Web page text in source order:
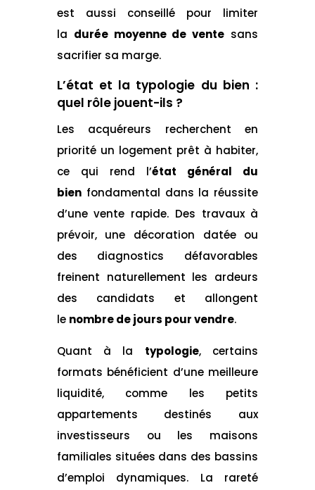
est aussi conseillé pour limiter
la durée moyenne de vente sans
sacrifier sa marge.
L’état et la typologie du bien :
quel rôle jouent-ils ?
Les acquéreurs recherchent en
priorité un logement prêt à habiter,
ce qui rend l’état général du
bien fondamental dans la réussite
d’une vente rapide. Des travaux à
prévoir, une décoration datée ou
des diagnostics défavorables
freinent naturellement les ardeurs
des candidats et allongent
le nombre de jours pour vendre.
Quant à la typologie, certains
formats bénéficient d’une meilleure
liquidité, comme les petits
appartements destinés aux
investisseurs ou les maisons
familiales situées dans des bassins
d’emploi dynamiques. La rareté